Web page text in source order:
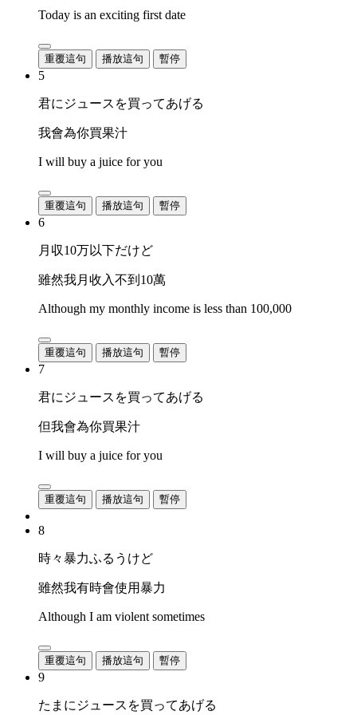
Today is an exciting first date
重覆這句 播放這句 暫停
5
君にジュースを買ってあげる
我會為你買果汁
I will buy a juice for you
重覆這句 播放這句 暫停
6
月収10万以下だけど
雖然我月收入不到10萬
Although my monthly income is less than 100,000
重覆這句 播放這句 暫停
7
君にジュースを買ってあげる
但我會為你買果汁
I will buy a juice for you
重覆這句 播放這句 暫停
8
時々暴力ふるうけど
雖然我有時會使用暴力
Although I am violent sometimes
重覆這句 播放這句 暫停
9
たまにジュースを買ってあげる